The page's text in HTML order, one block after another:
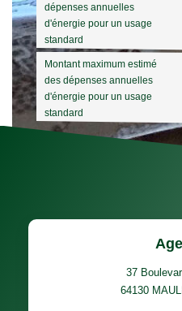
dépenses annuelles
d'énergie pour un usage
standard
Montant maximum estimé
des dépenses annuelles
d'énergie pour un usage
standard
37
64130